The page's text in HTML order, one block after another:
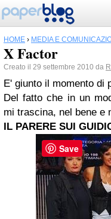
HOME › MEDIA E
X Factor
Creato il 29 settembre 2010 da
E' giunto il momento di
Del fatto che in un
mi trascina, nel bene e
IL PARERE SUI
Save